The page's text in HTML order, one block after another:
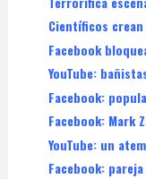
Científicos
Facebook
YouTube:
Facebook:
Facebook: Mark
YouTube: un
Facebook: